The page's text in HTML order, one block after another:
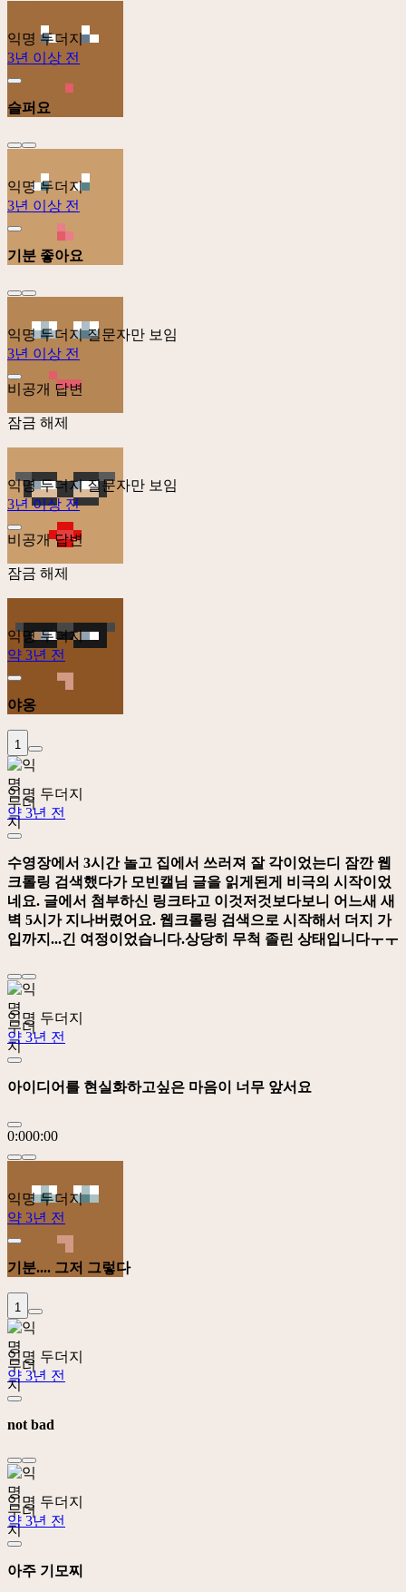
익명 두더지
3년 이상 전
슬퍼요
익명 두더지
3년 이상 전
기분 좋아요
익명 두더지질문자만 보임
3년 이상 전
비공개 답변
잠금 해제
익명 두더지질문자만 보임
3년 이상 전
비공개 답변
잠금 해제
익명 두더지
약 3년 전
야옹
1
익명 두더지
약 3년 전
수영장에서 3시간 놀고 집에서 쓰러져 잘 각이었는디 잠깐 웹
크롤링 검색했다가 모빈캘님 글을 읽게된게 비극의 시작이었
네요. 글에서 첨부하신 링크타고 이것저것보다보니 어느새 새
벽 5시가 지나버렸어요. 웹크롤링 검색으로 시작해서 더지 가
입까지...긴 여정이었습니다.상당히 무척 졸린 상태입니다ㅜㅜ
익명 두더지
약 3년 전
아이디어를 현실화하고싶은 마음이 너무 앞서요
0:000:00
익명 두더지
약 3년 전
기분.... 그저 그렇다
1
익명 두더지
약 3년 전
not bad
익명 두더지
약 3년 전
아주 기모찌